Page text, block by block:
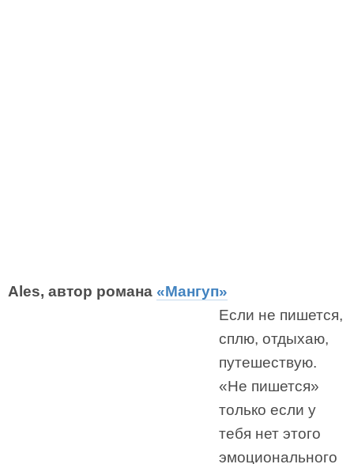
Ales, автор романа «Мангуп»
Если не пишется,
сплю, отдыхаю,
путешествую.
«Не пишется»
только если у
тебя нет этого
эмоционального